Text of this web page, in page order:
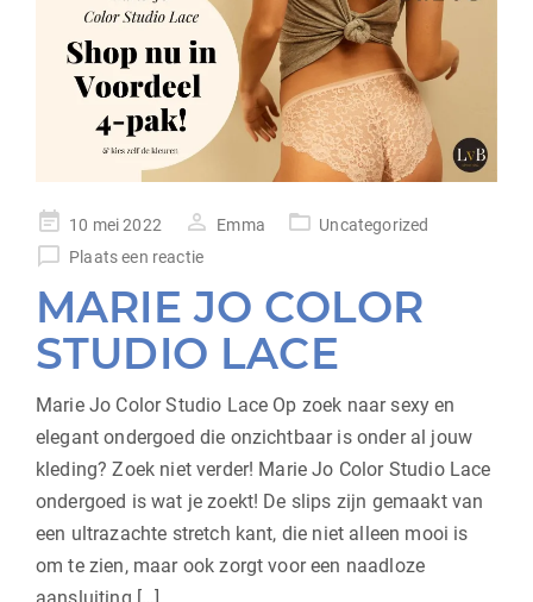
geplaatst
op
10 mei 2022 Emma
Uncategorized
Plaats een reactie
MARIE JO COLOR
STUDIO LACE
Marie Jo Color Studio Lace Op zoek naar sexy en
elegant ondergoed die onzichtbaar is onder al jouw
kleding? Zoek niet verder! Marie Jo Color Studio Lace
ondergoed is wat je zoekt! De slips zijn gemaakt van
een ultrazachte stretch kant, die niet alleen mooi is
om te zien, maar ook zorgt voor een naadloze